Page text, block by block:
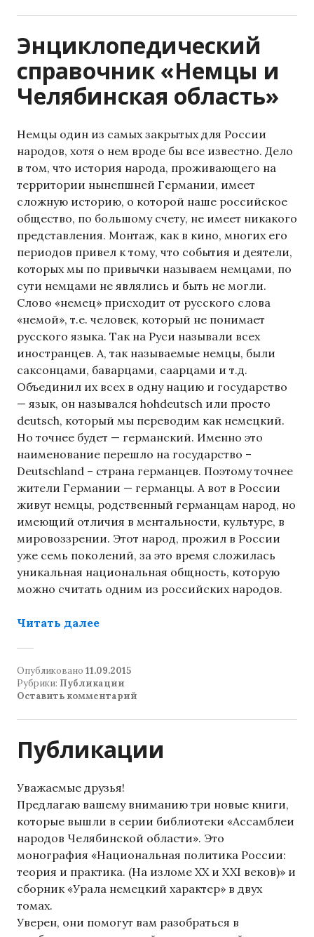
Энциклопедический
справочник «Немцы и
Челябинская область»
Немцы один из самых закрытых для России
народов, хотя о нем вроде бы все известно. Дело
в том, что история народа, проживающего на
территории нынепшней Германии, имеет
сложную историю, о которой наше российское
общество, по большому счету, не имеет никакого
представления. Монтаж, как в кино, многих его
периодов привел к тому, что события и деятели,
которых мы по привычки называем немцами, по
сути немцами не являлись и быть не могли.
Слово «немец» присходит от русского слова
«немой», т.е. человек, который не понимает
русского языка. Так на Руси называли всех
иностранцев. А, так называемые немцы, были
саксонцами, баварцами, саарцами и т.д.
Объединил их всех в одну нацию и государство
— язык, он назывался hohdeutsch или просто
deutsch, который мы переводим как немецкий.
Но точнее будет — германский. Именно это
наименование перешло на государство –
Deutschland – страна германцев. Поэтому точнее
жители Германии — германцы. А вот в России
живут немцы, родственный германцам народ, но
имеющий отличия в ментальности, культуре, в
мировоззрении. Этот народ, прожил в России
уже семь поколений, за это время сложилась
уникальная национальная общность, которую
можно считать одним из российских народов.
Читать далее«Энциклопедический
Опубликовано 11.09.2015
Рубрики: Публикации
Оставить комментарий
Публикации
Уважаемые друзья!
Предлагаю вашему вниманию три новые книги,
которые вышли в серии библиотеки «Ассамблеи
народов Челябинской области». Это
монография «Национальная политика России:
теория и практика. (На изломе ХХ и XXI веков)» и
сборник «Урала немецкий характер» в двух
томах.
Уверен, они помогут вам разобраться в